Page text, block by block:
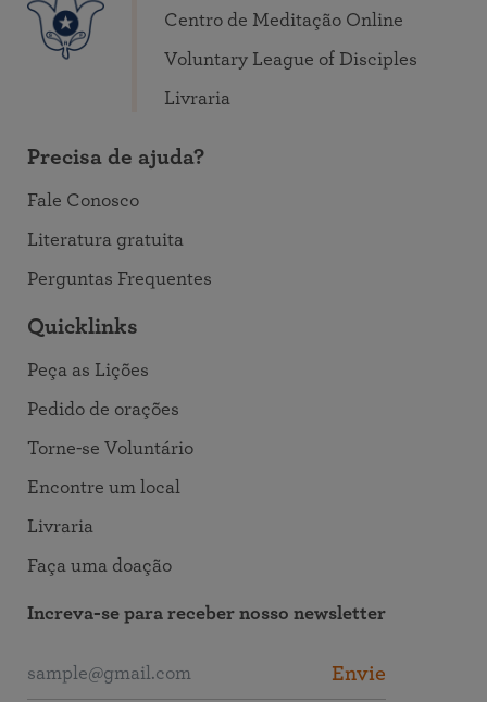
Centro de Meditação Online
Voluntary League of Disciples
Livraria
Precisa de ajuda?
Fale Conosco
Literatura gratuita
Perguntas Frequentes
Quicklinks
Peça as Lições
Pedido de orações
Torne-se Voluntário
Encontre um local
Livraria
Faça uma doação
Increva-se para receber nosso newsletter
Envie